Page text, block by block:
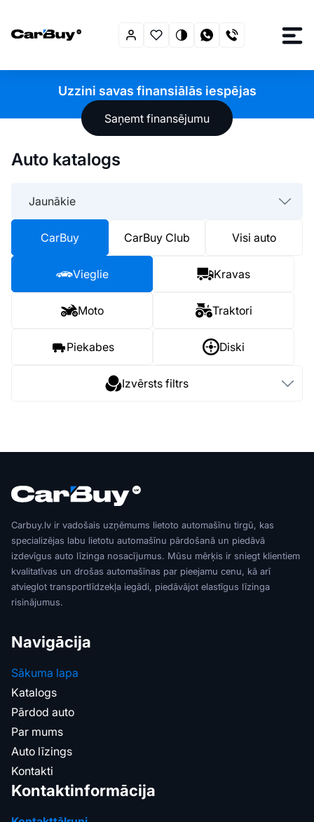
Uzzini savas finansiālās iespējas
Saņemt finansējumu
Auto katalogs
Jaunākie
CarBuy CarBuy Club Visi auto
Vieglie Kravas
Moto Traktori
Piekabes Diski
Izvērsts filtrs
Carbuy.lv ir vadošais uzņēmums lietoto automašīnu tirgū, kas
specializējas labu lietotu automašīnu pārdošanā un piedāvā
izdevīgus auto līzinga nosacījumus. Mūsu mērķis ir sniegt klientiem
kvalitatīvas un drošas automašīnas par pieejamu cenu, kā arī
atvieglot transportlīdzekļa iegādi, piedāvājot elastīgus līzinga
risinājumus.
Navigācija
Sākuma lapa
Katalogs
Pārdod auto
Par mums
Auto līzings
Kontakti
Kontaktinformācija